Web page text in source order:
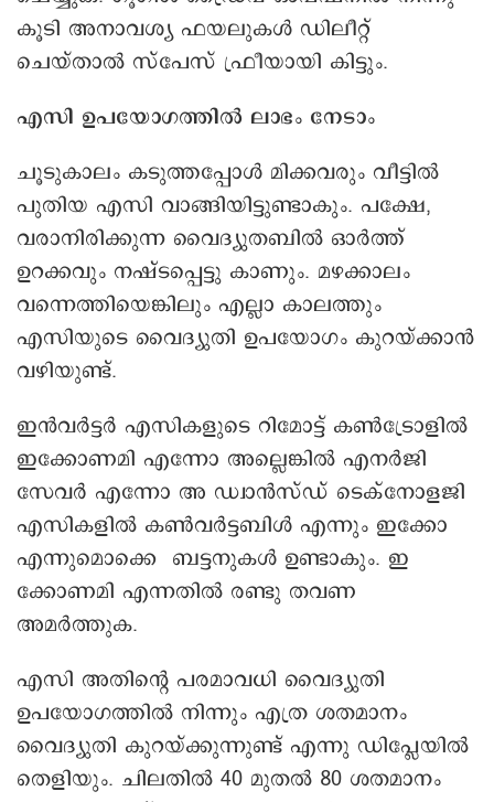
കൂടി അനാവശ്യ ഫയലുകൾ ഡിലീറ്റ്
ചെയ്താല്‍ സ്പേസ് ഫ്രീയായി കിട്ടും.
എസി ഉപയോഗത്തിൽ ലാഭം നേടാം
ചൂടുകാലം കടുത്തപ്പോൾ മിക്കവരും വീട്ടിൽ
പുതിയ എസി വാങ്ങിയിട്ടുണ്ടാകും. പക്ഷേ,
വരാനിരിക്കുന്ന വൈദ്യുതബിൽ ഓർത്ത്
ഉറക്കവും നഷ്ടപ്പെട്ടു കാണും. മഴക്കാലം
വന്നെത്തിയെങ്കിലും എല്ലാ കാലത്തും
എസിയുടെ വൈദ്യുതി ഉപയോഗം കുറയ്ക്കാൻ
വഴിയുണ്ട്.
ഇന്‍വര്‍ട്ടര്‍ എസികളുടെ റിമോട്ട് കൺട്രോളില്‍
ഇക്കോണമി എന്നോ അല്ലെങ്കില്‍ എനര്‍ജി
സേവര്‍ എന്നോ അ ഡ്വാൻസ്ഡ് ടെക്നോളജി
എസികളിൽ കൺവര്‍ട്ടബിള്‍ എന്നും ഇക്കോ
എന്നുമൊക്കെ ബട്ടനുകള്‍ ഉണ്ടാകും. ഇ
ക്കോണമി എന്നതിൽ രണ്ടു തവണ
അമർത്തുക.
എസി അതിന്റെ പരമാവധി വൈദ്യുതി
ഉപയോഗത്തില്‍ നിന്നും എത്ര ശതമാനം
വൈദ്യുതി കുറയ്ക്കുന്നുണ്ട് എന്നു ഡിപ്ലേയിൽ
തെളിയും. ചിലതില്‍ 40 മുതല്‍ 80 ശതമാനം